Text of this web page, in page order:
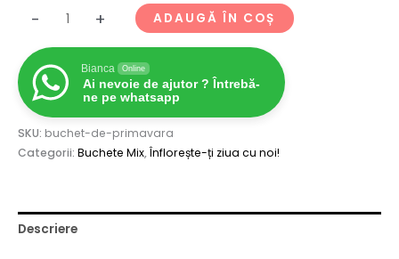
- + ADAUGĂ ÎN COȘ
Bianca Online
Ai nevoie de ajutor ? Întrebă-
ne pe whatsapp
SKU: buchet-de-primavara
Categorii: Buchete Mix,Înflorește-ți ziua cu noi!
Descriere